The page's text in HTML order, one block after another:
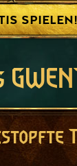
SPIELEN!